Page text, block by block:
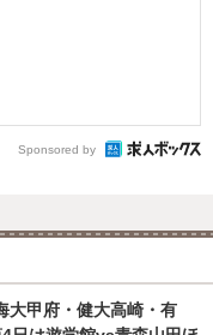
Sponsored by
大甲府・健大高崎・有